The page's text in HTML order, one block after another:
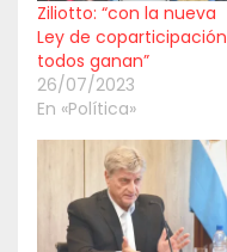
Ziliotto: “con la nueva
Ley de coparticipación
todos ganan”
26/07/2023
En «Política»